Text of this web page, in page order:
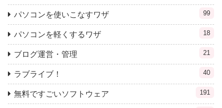
パソコンを使いこなすワザ 99
パソコンを軽くするワザ 18
ブログ運営・管理 21
ラブライブ！ 40
無料ですごいソフトウェア 191